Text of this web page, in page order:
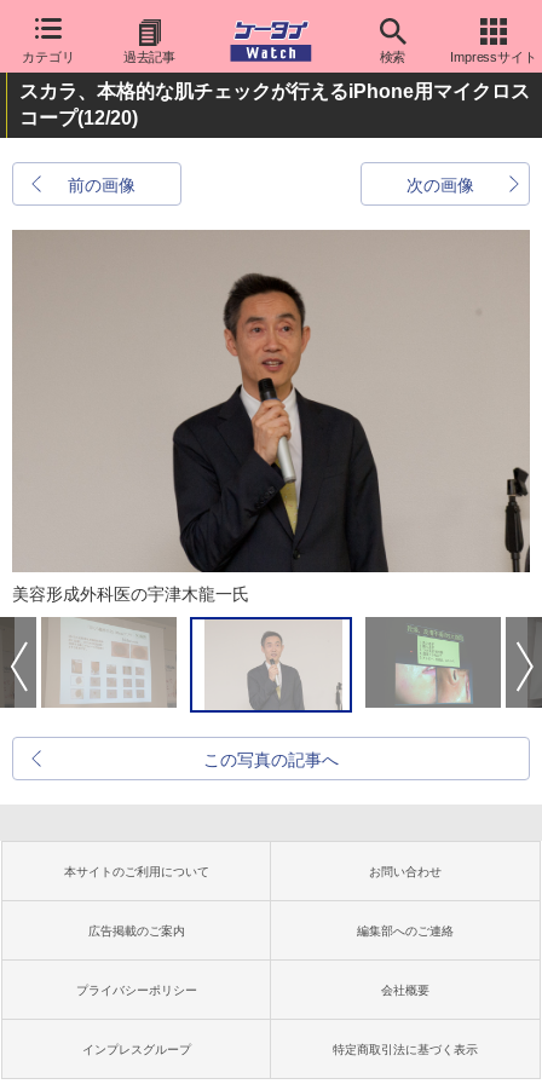
カテゴリ 過去記事 検索 Impressサイト
スカラ、本格的な肌チェックが行えるiPhone用マイクロス
コープ(12/20)
前の画像 次の画像
美容形成外科医の宇津木龍一氏
この写真の記事へ
本サイトのご利用について お問い合わせ
広告掲載のご案内 編集部へのご連絡
プライバシーポリシー 会社概要
インプレスグループ 特定商取引法に基づく表示